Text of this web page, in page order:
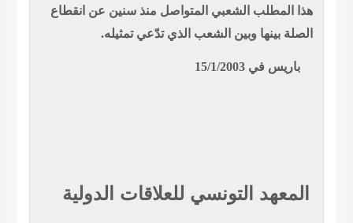
هذا المطلب الشعبي المتواصل منذ سنين عن انقطاع
الصلة بينها وبين الشعب الذي تدّعي تمثيله.
باريس في 15/1/2003
المعهد التونسي للعلاقات الدولية